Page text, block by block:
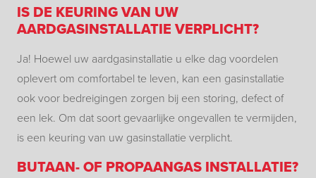
IS DE KEURING VAN UW
AARDGASINSTALLATIE VERPLICHT?
Ja! Hoewel uw aardgasinstallatie u elke dag voordelen
oplevert om comfortabel te leven, kan een gasinstallatie
ook voor bedreigingen zorgen bij een storing, defect of
een lek. Om dat soort gevaarlijke ongevallen te vermijden,
is een keuring van uw gasinstallatie verplicht.
BUTAAN- OF PROPAANGAS INSTALLATIE?